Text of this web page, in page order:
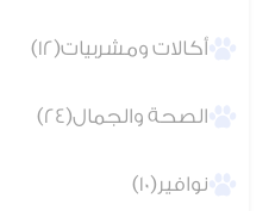
أكالات ومشربيات(12)
الصحة والجمال(24)
نوافير(10)